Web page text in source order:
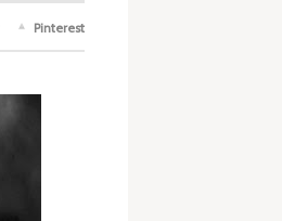
Pinterest